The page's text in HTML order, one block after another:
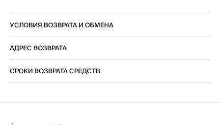
УСЛОВИЯ ВОЗВРАТА И ОБМЕНА
АДРЕС ВОЗВРАТА
СРОКИ ВОЗВРАТА СРЕДСТВ